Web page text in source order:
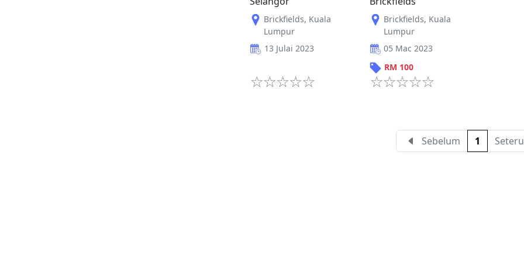
Brickfields, Kuala
Lumpur
13 Julai 2023
Brickfields, Kuala
Lumpur
05 Mac 2023
RM 100
Sebelum 1